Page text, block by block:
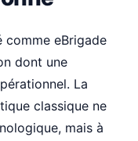
comme eBrigade
dont une
La
classique ne
mais à